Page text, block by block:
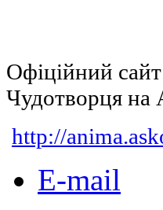
Офіційний
Чудотворця на
http://
E-mail